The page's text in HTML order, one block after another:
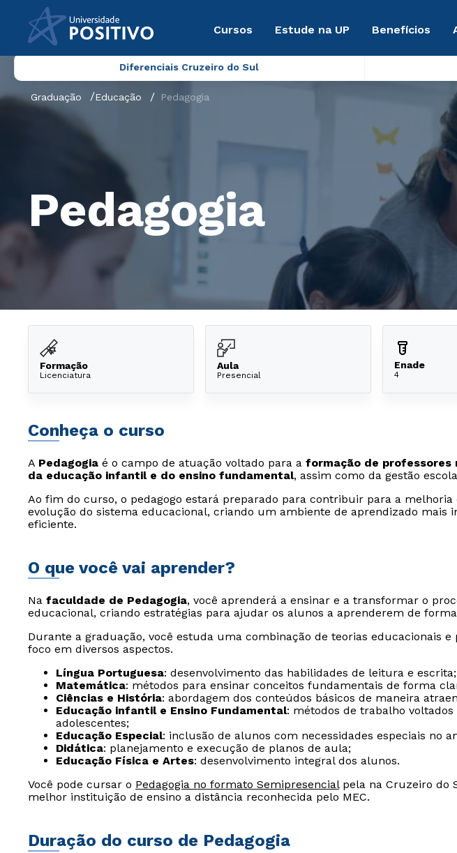
Cursos Estude na UP Benefícios
Diferenciais Cruzeiro do Sul
Graduação Educação Pedagogia
Pedagogia
Formação
Licenciatura
Aula
Presencial
Enade
4
Conheça o curso
A Pedagogia é o campo de atuação voltado para a formação de professores
da educação infantil e do ensino fundamental, assim como da gestão
Ao fim do curso, o pedagogo estará preparado para contribuir para a melhoria
evolução do sistema educacional, criando um ambiente de aprendizado mais
eficiente.
O que você vai aprender?
Na faculdade de Pedagogia, você aprenderá a ensinar e a transformar o
educacional, criando estratégias para ajudar os alunos a aprenderem de
Durante a graduação, você estuda uma combinação de teorias educacionais e
foco em diversos aspectos.
Língua Portuguesa: desenvolvimento das habilidades de leitura e escrita;
Matemática: métodos para ensinar conceitos fundamentais de forma
Ciências e História: abordagem dos conteúdos básicos de maneira
Educação infantil e Ensino Fundamental: métodos de trabalho
adolescentes;
Educação Especial: inclusão de alunos com necessidades especiais no
Didática: planejamento e execução de planos de aula;
Educação Física e Artes: desenvolvimento integral dos alunos.
Você pode cursar o Pedagogia no formato Semipresencialpela na Cruzeiro do
melhor instituição de ensino a distância reconhecida pelo MEC.
Duração do curso de Pedagogia